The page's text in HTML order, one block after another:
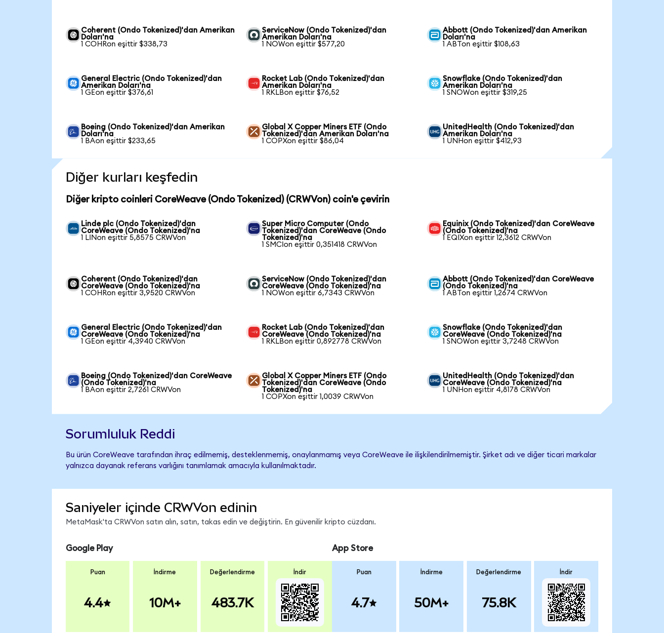
Coherent (Ondo Tokenized)'dan Amerikan
Doları'na
1 COHRon eşittir $338,73
ServiceNow (Ondo Tokenized)'dan
Amerikan Doları'na
1 NOWon eşittir $577,20
Abbott (Ondo Tokenized)'dan Amerikan
Doları'na
1 ABTon eşittir $108,63
General Electric (Ondo Tokenized)'dan
Amerikan Doları'na
1 GEon eşittir $376,61
Rocket Lab (Ondo Tokenized)'dan
Amerikan Doları'na
1 RKLBon eşittir $76,52
Snowflake (Ondo Tokenized)'dan
Amerikan Doları'na
1 SNOWon eşittir $319,25
Boeing (Ondo Tokenized)'dan Amerikan
Doları'na
1 BAon eşittir $233,65
Global X Copper Miners ETF (Ondo
Tokenized)'dan Amerikan Doları'na
1 COPXon eşittir $86,04
UnitedHealth (Ondo Tokenized)'dan
Amerikan Doları'na
1 UNHon eşittir $412,93
Diğer kurları keşfedin
Diğer kripto coinleri CoreWeave (Ondo Tokenized) (CRWVon) coin'e çevirin
Linde plc (Ondo Tokenized)'dan
CoreWeave (Ondo Tokenized)'na
1 LINon eşittir 5,8575 CRWVon
Super Micro Computer (Ondo
Tokenized)'dan CoreWeave (Ondo
Tokenized)'na
1 SMCIon eşittir 0,351418 CRWVon
Equinix (Ondo Tokenized)'dan CoreWeave
(Ondo Tokenized)'na
1 EQIXon eşittir 12,3612 CRWVon
Coherent (Ondo Tokenized)'dan
CoreWeave (Ondo Tokenized)'na
1 COHRon eşittir 3,9520 CRWVon
ServiceNow (Ondo Tokenized)'dan
CoreWeave (Ondo Tokenized)'na
1 NOWon eşittir 6,7343 CRWVon
Abbott (Ondo Tokenized)'dan CoreWeave
(Ondo Tokenized)'na
1 ABTon eşittir 1,2674 CRWVon
General Electric (Ondo Tokenized)'dan
CoreWeave (Ondo Tokenized)'na
1 GEon eşittir 4,3940 CRWVon
Rocket Lab (Ondo Tokenized)'dan
CoreWeave (Ondo Tokenized)'na
1 RKLBon eşittir 0,892778 CRWVon
Snowflake (Ondo Tokenized)'dan
CoreWeave (Ondo Tokenized)'na
1 SNOWon eşittir 3,7248 CRWVon
Boeing (Ondo Tokenized)'dan CoreWeave
(Ondo Tokenized)'na
1 BAon eşittir 2,7261 CRWVon
Global X Copper Miners ETF (Ondo
Tokenized)'dan CoreWeave (Ondo
Tokenized)'na
1 COPXon eşittir 1,0039 CRWVon
UnitedHealth (Ondo Tokenized)'dan
CoreWeave (Ondo Tokenized)'na
1 UNHon eşittir 4,8178 CRWVon
Sorumluluk Reddi
Bu ürün CoreWeave tarafından ihraç edilmemiş, desteklenmemiş, onaylanmamış veya CoreWeave ile ilişkilendirilmemiştir. Şirket adı ve diğer ticari markalar
yalnızca dayanak referans varlığını tanımlamak amacıyla kullanılmaktadır.
Saniyeler içinde CRWVon edinin
MetaMask'ta CRWVon satın alın, satın, takas edin ve değiştirin. En güvenilir kripto cüzdanı.
Google Play
Puan
4.4
İndirme
10M+
Değerlendirme
483.7K
İndir
App Store
Puan
4.7
İndirme
50M+
Değerlendirme
75.8K
İndir